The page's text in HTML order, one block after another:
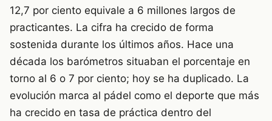
12,7 por ciento equivale a 6 millones largos de
practicantes. La cifra ha crecido de forma
sostenida durante los últimos años. Hace una
década los barómetros situaban el porcentaje en
torno al 6 o 7 por ciento; hoy se ha duplicado. La
evolución marca al pádel como el deporte que más
ha crecido en tasa de práctica dentro del